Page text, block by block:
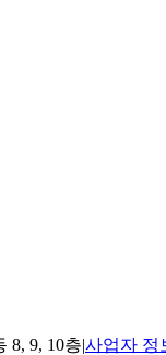
8, 9, 10층|사업자 정